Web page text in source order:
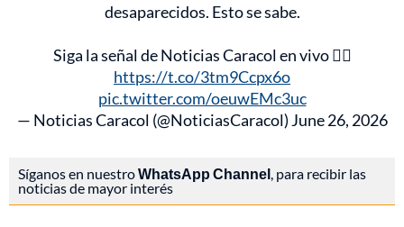
desaparecidos. Esto se sabe.
Siga la señal de Noticias Caracol en vivo 👉🏻
https://t.co/3tm9Ccpx6o
pic.twitter.com/oeuwEMc3uc
— Noticias Caracol (@NoticiasCaracol) June 26, 2026
Síganos en nuestroWhatsApp Channel , para recibir las
noticias de mayor interés